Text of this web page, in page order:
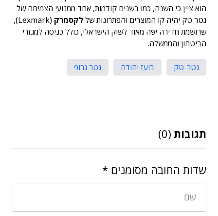
הוא ציין כי השנה, כמו בשנים קודמות, אחד ממנועי הצמיחה של
גטר טק יהיה קו המוצרים והפתרונות שללקסמרק
(Lexmark),
שרושמת חדירה יפה מאוד לשוק הישראלי, כולל כניסה למגזרי
הביטחון והממשלה.
גטר-טק בועז יהודה גטר גרופ
תגובות (0)
שדות החובה מסומנים *